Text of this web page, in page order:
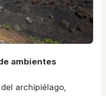
ambientes
archipiélago,